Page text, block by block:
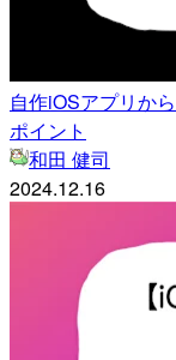
自作iOSアプリか
ポイント
和田 健司
2024.12.16